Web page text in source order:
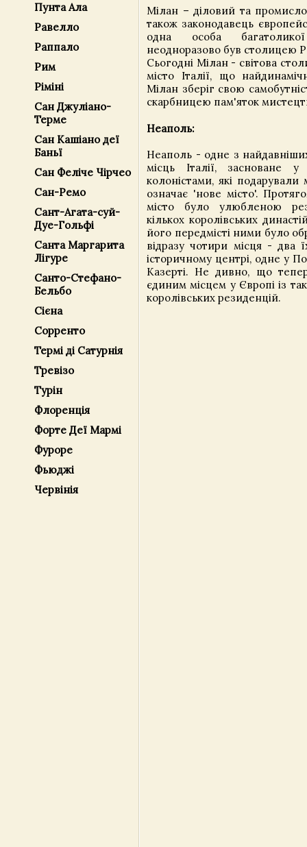
Пунта Ала
Равелло
Раппало
Рим
Ріміні
Сан Джуліано-
Терме
Сан Кашіано деї
Баньї
Сан Феліче Чірчео
Сан-Ремо
Сант-Агата-суй-
Дуе-Гольфі
Санта Маргарита
Лігуре
Санто-Стефано-
Бельбо
Сієна
Сорренто
Термі ді Сатурнія
Тревізо
Турін
Флоренція
Форте Деї Мармі
Фуроре
Фьюджі
Червінія
Мілан – діловий та
також законодавець
одна особа
неодноразово був столицею
Сьогодні Мілан - світова
місто Італії, що
Мілан зберіг свою
скарбницею пам'яток
Неаполь:
Неаполь - одне з
місць Італії, засноване
колоністами, які
означає 'нове місто'.
місто було улюбленою
кількох королівських
його передмісті ними було
відразу чотири місця - два
історичному центрі, одне у
Казерті. Не дивно, що
єдиним місцем у Європі із
королівських резиденцій.